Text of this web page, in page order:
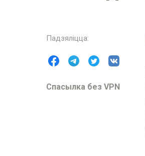
Спасылка без VPN